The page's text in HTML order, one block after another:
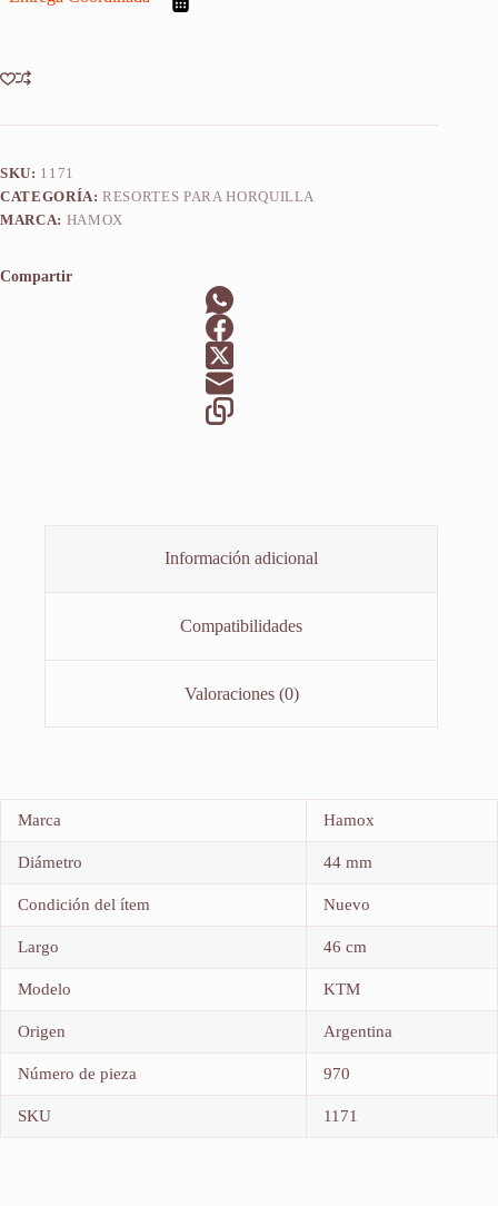
2u
cantidad
SKU: 1171
CATEGORÍA:RESORTES PARA HORQUILLA
MARCA: HAMOX
Compartir
Información adicional
Compatibilidades
Valoraciones (0)
Marca Hamox
Diámetro 44 mm
Condición del ítem Nuevo
Largo 46 cm
Modelo KTM
Origen Argentina
Número de pieza 970
SKU 1171